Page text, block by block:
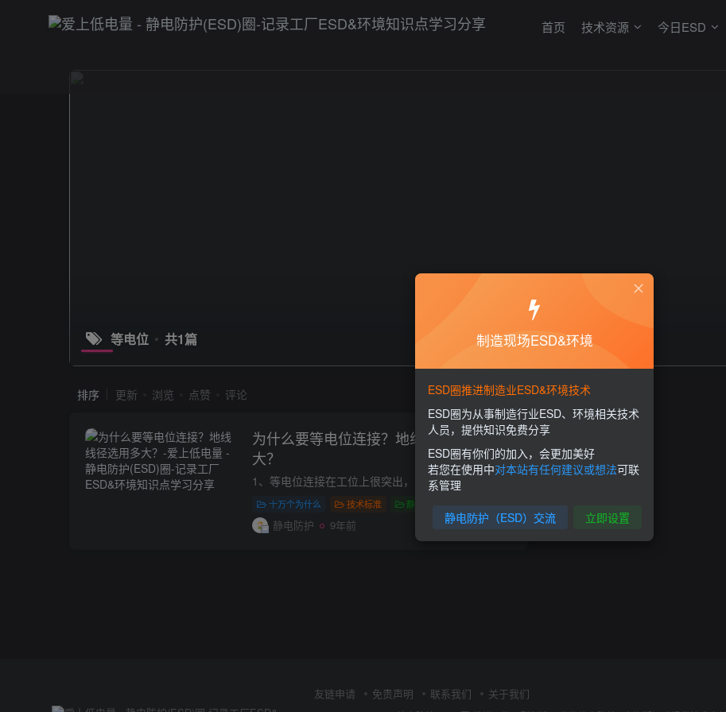
首页 技术资源 今日ESD
等电位 共1篇
排序 更新 浏览 点赞 评论
为什么要等电位连接？地线线径选用多
大？
十万个为什么 技术标准 静电技术
静电防护 9年前 1.1W+ 2
友链申请 免责声明 联系我们 关于我们
制造现场ESD&环境
ESD圈推进制造业ESD&环境技术
ESD圈为从事制造行业ESD、环境相关技术
人员，提供知识免费分享
ESD圈有你们的加入，会更加美好
若您在使用中对本站有任何建议或想法可联
系管理
静电防护（ESD）交流 立即设置